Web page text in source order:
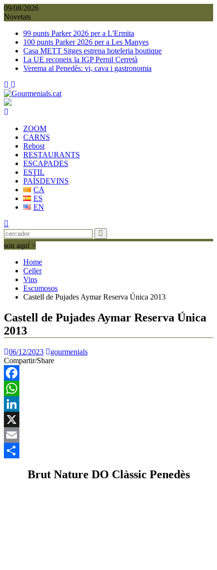
Skip
to
09/08/2026
Novetats
99 punts Parker 2026 per a L'Ermita
100 punts Parker 2026 per a Les Manyes
Casa METT Sitges estrena hoteleria boutique
La UE reconeix la IGP Pernil Cerretà
Verema al Penedès: vi, cava i gastronomia
ZOOM
CARNS
Rebost
RESTAURANTS
ESCAPADES
ESTIL
PAÍSDEVINS
CA
ES
EN
sou aquí >
Home
Celler
Vins
Escumosos
Castell de Pujades Aymar Reserva Única 2013
Castell de Pujades Aymar Reserva Única
2013
06/12/2023
gourmenials
Compartir/Share
Facebook
WhatsApp
LinkedIn
X
Email
Brut Nature DO Clàssic Penedès